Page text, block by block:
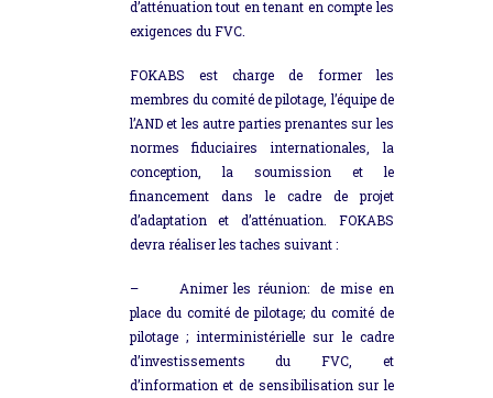
d’atténuation tout en tenant en compte les
exigences du FVC.
FOKABS est charge de former les
membres du comité de pilotage, l’équipe de
l’AND et les autre parties prenantes sur les
normes fiduciaires internationales, la
conception, la soumission et le
financement dans le cadre de projet
d’adaptation et d’atténuation. FOKABS
devra réaliser les taches suivant :
– Animer les réunion: de mise en
place du comité de pilotage; du comité de
pilotage ; interministérielle sur le cadre
d’investissements du FVC, et
d’information et de sensibilisation sur le